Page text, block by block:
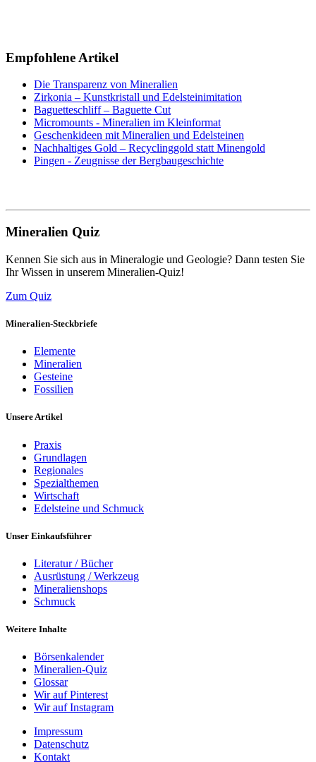
Empfohlene Artikel
Die Transparenz von Mineralien
Zirkonia – Kunstkristall und Edelsteinimitation
Baguetteschliff – Baguette Cut
Micromounts - Mineralien im Kleinformat
Geschenkideen mit Mineralien und Edelsteinen
Nachhaltiges Gold – Recyclinggold statt Minengold
Pingen - Zeugnisse der Bergbaugeschichte
Mineralien Quiz
Kennen Sie sich aus in Mineralogie und Geologie? Dann testen Sie
Ihr Wissen in unserem Mineralien-Quiz!
Zum Quiz
Mineralien-Steckbriefe
Elemente
Mineralien
Gesteine
Fossilien
Unsere Artikel
Praxis
Grundlagen
Regionales
Spezialthemen
Wirtschaft
Edelsteine und Schmuck
Unser Einkaufsführer
Literatur / Bücher
Ausrüstung / Werkzeug
Mineralienshops
Schmuck
Weitere Inhalte
Börsenkalender
Mineralien-Quiz
Glossar
Wir auf Pinterest
Wir auf Instagram
Impressum
Datenschutz
Kontakt